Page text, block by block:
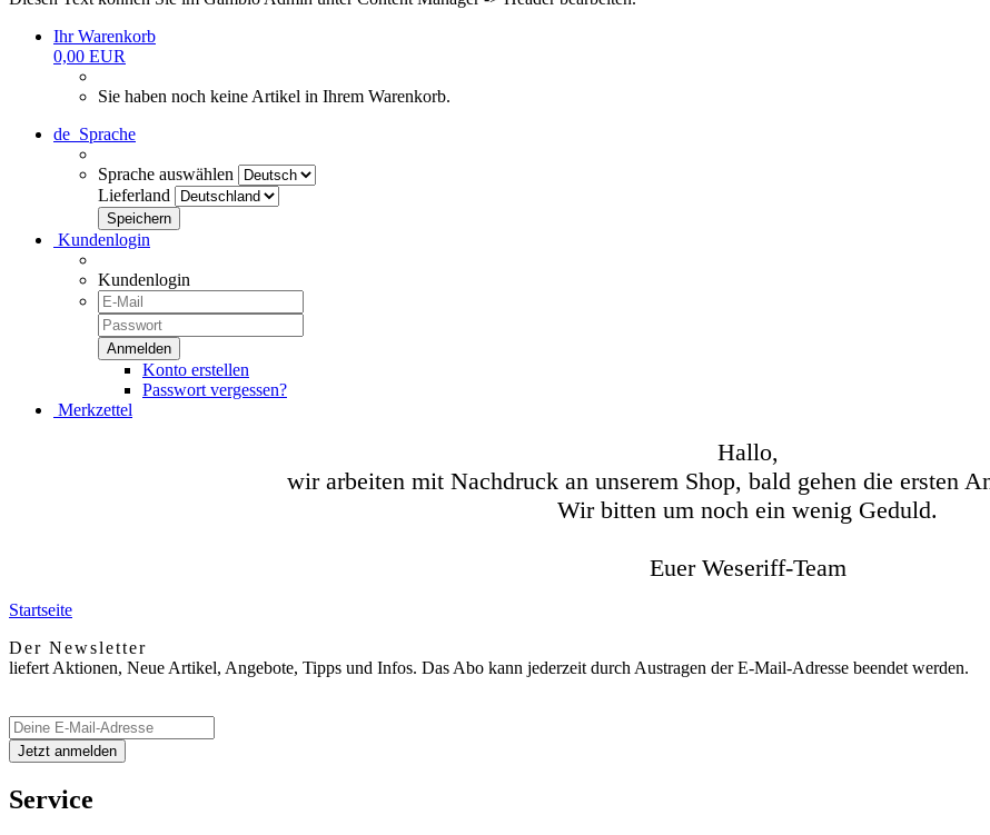
Ihr Warenkorb
0,00 EUR
Sie haben noch keine Artikel in Ihrem Warenkorb.
de Sprache
Sprache auswählen
Lieferland
Kundenlogin
Kundenlogin
Konto erstellen
Passwort vergessen?
Merkzettel
Hallo,
wir arbeiten mit Nachdruck an unserem Shop, bald gehen die ersten
Wir bitten um noch ein wenig Geduld.
Euer Weseriff-Team
Startseite
Der Newsletter
liefert Aktionen, Neue Artikel, Angebote, Tipps und Infos. Das Abo kann jederzeit durch Austragen der E-Mail-Adresse beendet werden.
Service